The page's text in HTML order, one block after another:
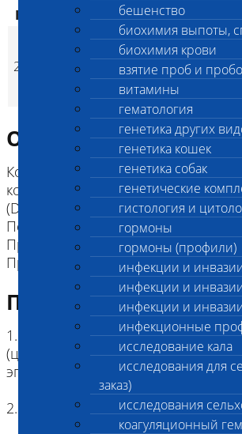
бешенство
биохимия выпоты,
биохимия крови
взятие проб и
витамины
гематология
генетика других
генетика кошек
генетика собак
генетические
гистология и
гормоны
гормоны (профили)
инфекции и
инфекции и
инфекции и
инфекционные
исследование кала
исследования для
заказ)
исследования
коагуляционный
Код Наименование услуг
2586
Генетический
комплекс для
китайской хохлатой
расширенный
14
Описание
Коды исследований в составе
комплекса:Дегенеративная
(DM Ex2), Мультисистемная
Первичный вывих хрусталика (PLL),
Прогрессирующая атрофия
Прогрессирующая атрофия
Подготовка к
1. Кровь (2 мл) в пробирке с
(цитрат натрия, К3ЭДТА, К2ЭДТА) ,
эпителий
2. Копия родословной